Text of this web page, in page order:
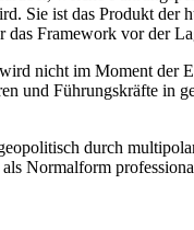
ist das Produkt der
Framework vor der
nicht im Moment der
und Führungskräfte in
durch
Normalform